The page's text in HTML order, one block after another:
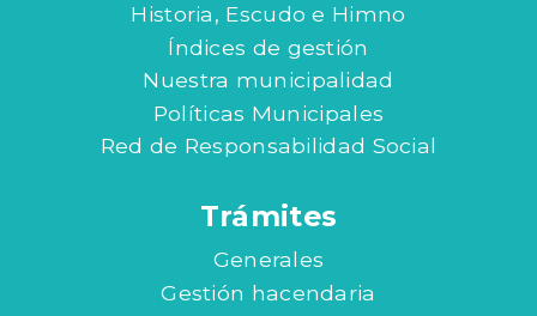
Historia, Escudo e Himno
Índices de gestión
Nuestra municipalidad
Políticas Municipales
Red de Responsabilidad Social
Trámites
Generales
Gestión hacendaria